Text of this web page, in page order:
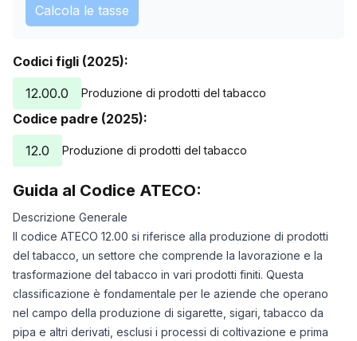
Calcola le tasse
Codici figli (2025):
12.00.0
Produzione di prodotti del tabacco
Codice padre (2025):
12.0
Produzione di prodotti del tabacco
Guida al Codice ATECO:
Descrizione Generale
Il codice ATECO 12.00 si riferisce alla produzione di prodotti
del tabacco, un settore che comprende la lavorazione e la
trasformazione del tabacco in vari prodotti finiti. Questa
classificazione è fondamentale per le aziende che operano
nel campo della produzione di sigarette, sigari, tabacco da
pipa e altri derivati, esclusi i processi di coltivazione e prima